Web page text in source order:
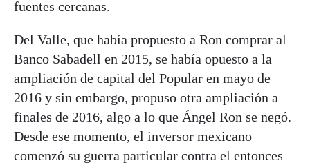
fuentes cercanas.
Del Valle, que había propuesto a Ron comprar al
Banco Sabadell en 2015, se había opuesto a la
ampliación de capital del Popular en mayo de
2016 y sin embargo, propuso otra ampliación a
finales de 2016, algo a lo que Ángel Ron se negó.
Desde ese momento, el inversor mexicano
comenzó su guerra particular contra el entonces